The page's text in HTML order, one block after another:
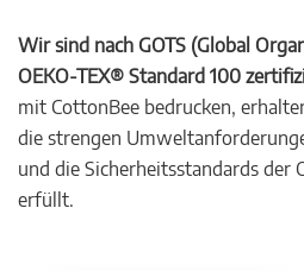
Wir sind nach GOTS (Global
OEKO-TEX® Standard 100
mit CottonBee bedrucken,
die strengen
und die Sicherheitsstandards der
erfüllt.